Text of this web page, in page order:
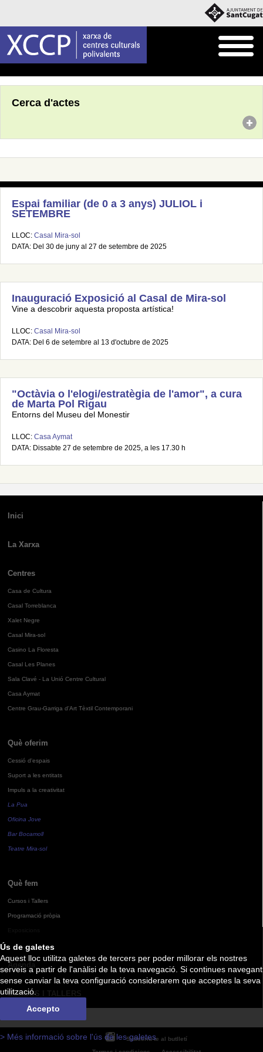
Ús de galetes
Aquest lloc utilitza galetes de tercers per poder millorar els nostres
serveis a partir de l'anàlisi de la teva navegació. Si continues navegant
sense canviar la teva configuració considerarem que acceptes la seva
utilització.
Accepto
> Més informació sobre l'ús de les galetes
Cerca d'actes
Espai familiar (de 0 a 3 anys) JULIOL i
SETEMBRE
LLOC: Casal Mira-sol
DATA: Del 30 de juny al 27 de setembre de 2025
Inauguració Exposició al Casal de Mira-sol
Vine a descobrir aquesta proposta artística!
LLOC: Casal Mira-sol
DATA: Del 6 de setembre al 13 d'octubre de 2025
"Octàvia o l'elogi/estratègia de l'amor", a cura
de Marta Pol Rigau
Entorns del Museu del Monestir
LLOC: Casa Aymat
DATA: Dissabte 27 de setembre de 2025, a les 17.30 h
Inici
La Xarxa
Centres
Casa de Cultura
Casal Torreblanca
Xalet Negre
Casal Mira-sol
Casino La Floresta
Casal Les Planes
Sala Clavé - La Unió Centre Cultural
Casa Aymat
Centre Grau-Garriga d'Art Tèxtil Contemporani
Què oferim
Cessió d'espais
Suport a les entitats
Impuls a la creativitat
La Pua
Oficina Jove
Bar Bocamoll
Teatre Mira-sol
Què fem
Cursos i Tallers
Programació pròpia
Agenda
CURSOS I TALLERS
Subscriu-te al butlletí